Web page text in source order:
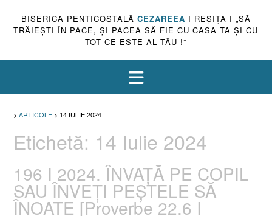
BISERICA PENTICOSTALĂ CEZAREEA I REŞIŢA I „SĂ
TRĂIEŞTI ÎN PACE, ŞI PACEA SĂ FIE CU CASA TA ŞI CU
TOT CE ESTE AL TĂU !”
> ARTICOLE > 14 IULIE 2024
Etichetă: 14 Iulie 2024
196 I 2024. ÎNVAȚĂ PE COPIL
SAU ÎNVEȚI PEȘTELE SĂ
ÎNOATE [Proverbe 22.6 I